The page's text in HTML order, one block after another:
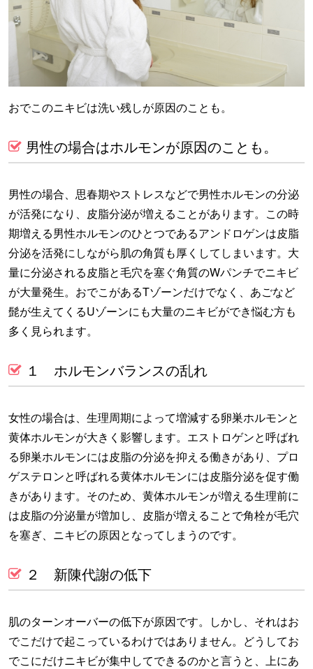
おでこのニキビは洗い残しが原因のことも。
男性の場合はホルモンが原因のことも。
男性の場合、思春期やストレスなどで男性ホルモンの分泌
が活発になり、皮脂分泌が増えることがあります。この時
期増える男性ホルモンのひとつであるアンドロゲンは皮脂
分泌を活発にしながら肌の角質も厚くしてしまいます。大
量に分泌される皮脂と毛穴を塞ぐ角質のWパンチでニキビ
が大量発生。おでこがあるTゾーンだけでなく、あごなど
髭が生えてくるUゾーンにも大量のニキビができ悩む方も
多く見られます。
１ ホルモンバランスの乱れ
女性の場合は、生理周期によって増減する卵巣ホルモンと
黄体ホルモンが大きく影響します。エストロゲンと呼ばれ
る卵巣ホルモンには皮脂の分泌を抑える働きがあり、プロ
ゲステロンと呼ばれる黄体ホルモンには皮脂分泌を促す働
きがあります。そのため、黄体ホルモンが増える生理前に
は皮脂の分泌量が増加し、皮脂が増えることで角栓が毛穴
を塞ぎ、ニキビの原因となってしまうのです。
２ 新陳代謝の低下
肌のターンオーバーの低下が原因です。しかし、それはお
でこだけで起こっているわけではありません。どうしてお
でこにだけニキビが集中してできるのかと言うと、上にあ